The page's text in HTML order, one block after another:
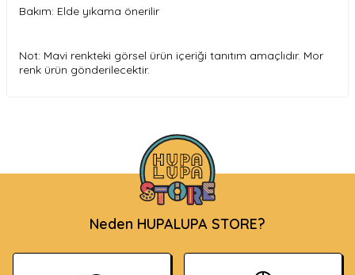
Bakım: Elde yıkama önerilir
Not: Mavi renkteki görsel ürün içeriği tanıtım amaçlıdır. Mor
renk ürün gönderilecektir.
Neden HUPALUPA STORE?